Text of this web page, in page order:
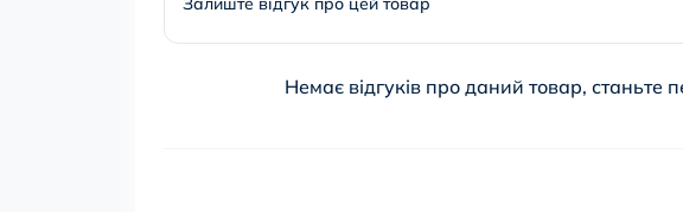
Немає відгуків про даний товар, станьте